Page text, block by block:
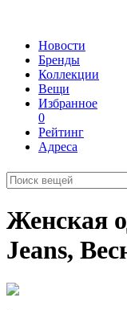
Новости
Бренды
Коллекции
Вещи
Избранное
0
Рейтинг
Адреса
Женская
Jeans,